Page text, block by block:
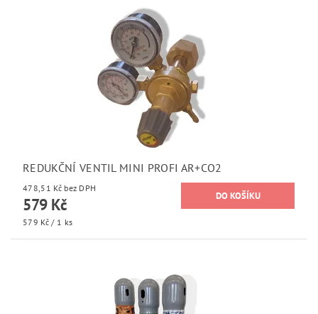
REDUKČNÍ VENTIL MINI PROFI AR+CO2
478,51 Kč bez DPH
579 Kč
579 Kč / 1 ks